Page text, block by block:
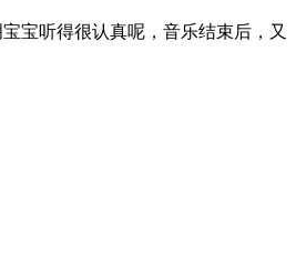
宝听得很认真呢，音乐结束后，又